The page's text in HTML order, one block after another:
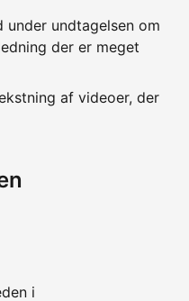
undtagelsen om
der er meget
af videoer, der
i